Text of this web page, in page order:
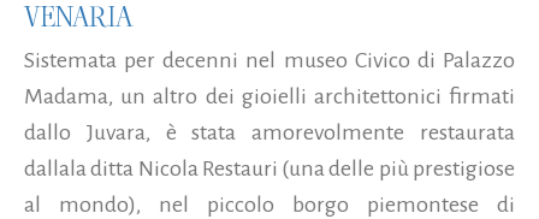
VENARIA
Sistemata per decenni nel museo Civico di Palazzo
Madama, un altro dei gioielli architettonici firmati
dallo Juvara, è stata amorevolmente restaurata
dallala ditta Nicola Restauri (una delle più prestigiose
al mondo), nel piccolo borgo piemontese di